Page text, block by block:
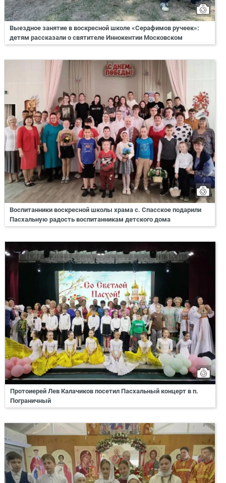
Выездное занятие в воскресной школе «Серафимов ручеек»:
детям рассказали о святителе Иннокентии Московском
Воспитанники воскресной школы храма с. Спасское подарили
Пасхальную радость воспитанникам детского дома
Протоиерей Лев Калачиков посетил Пасхальный концерт в п.
Пограничный